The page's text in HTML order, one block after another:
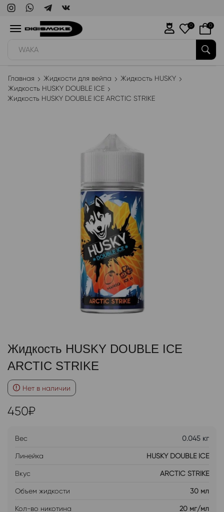
WAKA
0 0
Главная Жидкости для вейпа
Жидкость HUSKY
Жидкость HUSKY DOUBLE ICE
Жидкость HUSKY DOUBLE ICE ARCTIC STRIKE
Жидкость HUSKY DOUBLE ICE
ARCTIC STRIKE
Нет в наличии
450₽
Вес 0.045 кг
Линейка HUSKY DOUBLE ICE
Вкус ARCTIC STRIKE
Объем жидкости 30 мл
Кол-во никотина 20 мг/мл